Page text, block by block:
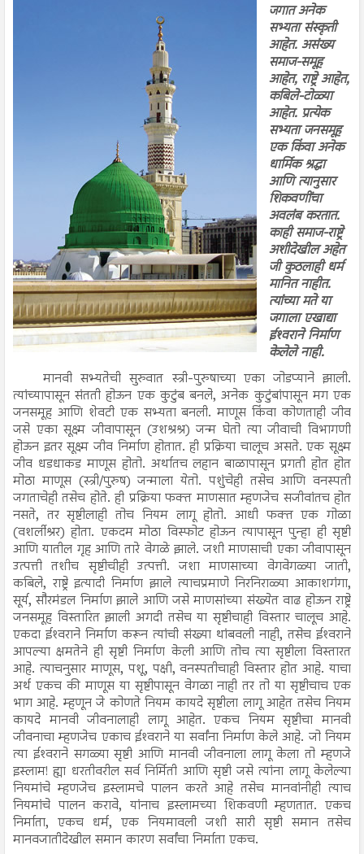
जगात अनेक
सभ्यता संस्कृती
आहेत. असंख्य
समाज-समूह
आहेत, राष्ट्रे आहेत,
कबिले-टोळ्या
आहेत. प्रत्येक
सभ्यता जनसमूह
एक किंवा अनेक
धार्मिक श्रद्धा
आणि त्यानुसार
शिकवणींचा
अवलंब करतात.
काही समाज-राष्ट्रे
अशीदेखील अहेत
जी कुठलाही धर्म
मानित नाहीत.
त्यांच्या मते या
जगाला एखाद्या
ईश्‍वराने निर्माण
केलेले नाही.
मानवी सभ्यतेची सुरुवात स्त्री-पुरुषाच्या एका जोडप्याने झाली.
त्यांच्यापासून संतती होऊन एक कुटुंब बनले, अनेक कुटुंबांपासून मग एक
जनसमूह आणि शेवटी एक सभ्यता बनली. माणूस किंवा कोणताही जीव
जसे एका सूक्ष्म जीवापासून (उशश्रश्र) जन्म घेतो त्या जीवाची विभागणी
होऊन इतर सूक्ष्म जीव निर्माण होतात. ही प्रक्रिया चालूच असते. एक सूक्ष्म
जीव धडधाकड माणूस होतो. अर्थातच लहान बाळापासून प्रगती होत होत
मोठा माणूस (स्त्री/पुरुष) जन्माला येतो. पशुंचेही तसेच आणि वनस्पती
जगताचेही तसेच होते. ही प्रक्रिया फक्त माणसात म्हणजेच सजीवांतच होत
नसते, तर सृष्टीलाही तोच नियम लागू होतो. आधी फक्त एक गोळा
(वशर्लीश्रर) होता. एकदम मोठा विस्फोट होऊन त्यापासून पुन्हा ही सृष्टी
आणि यातील गृह आणि तारे वेगळे झाले. जशी माणसाची एका जीवापासून
उत्पत्ती तशीच सृष्टीचीही उत्पत्ती. जशा माणसाच्या वेगवेगळ्या जाती,
कबिले, राष्ट्रे इत्यादी निर्माण झाले त्याचप्रमाणे निरनिराळ्या आकाशगंगा,
सूर्य, सौरमंडल निर्माण झाले आणि जसे माणसांच्या संख्येत वाढ होऊन राष्ट्रे
जनसमूह विस्तारित झाली अगदी तसेच या सृष्टीचाही विस्तार चालूच आहे.
एकदा ईश्‍वराने निर्माण करून त्यांची संख्या थांबवली नाही, तसेच ईश्‍वराने
आपल्या क्षमतेने ही सृष्टी निर्माण केली आणि तोच त्या सृष्टीला विस्तारत
आहे. त्याचनुसार माणूस, पशू, पक्षी, वनस्पतीचाही विस्तार होत आहे. याचा
अर्थ एकच की माणूस या सृष्टीपासून वेगळा नाही तर तो या सृष्टीचाच एक
भाग आहे. म्हणून जे कोणते नियम कायदे सृष्टीला लागू आहेत तसेच नियम
कायदे मानवी जीवनालाही लागू आहेत. एकच नियम सृष्टीचा मानवी
जीवनाचा म्हणजेच एकाच ईश्‍वराने या सर्वांना निर्माण केले आहे. जो नियम
त्या ईश्‍वराने सगळ्या सृष्टी आणि मानवी जीवनाला लागू केला तो म्हणजे
इस्लाम! ह्या धरतीवरील सर्व निर्मिती आणि सृष्टी जसे त्यांना लागू केलेल्या
नियमांचे म्हणजेच इस्लामचे पालन करते आहे तसेच मानवांनीही त्याच
नियमांचे पालन करावे, यांनाच इस्लामच्या शिकवणी म्हणतात. एकच
निर्माता, एकच धर्म, एक नियमावली जशी सारी सृष्टी समान तसेच
मानवजातीदेखील समान कारण सर्वांचा निर्माता एकच.